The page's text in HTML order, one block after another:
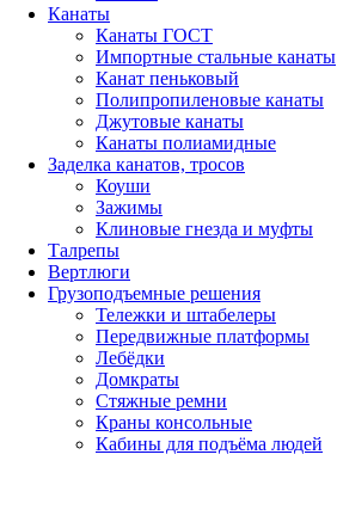
Канаты
Канаты ГОСТ
Импортные стальные канаты
Канат пеньковый
Полипропиленовые канаты
Джутовые канаты
Канаты полиамидные
Заделка канатов, тросов
Коуши
Зажимы
Клиновые гнезда и муфты
Талрепы
Вертлюги
Грузоподъемные решения
Тележки и штабелеры
Передвижные платформы
Лебёдки
Домкраты
Стяжные ремни
Краны консольные
Кабины для подъёма людей